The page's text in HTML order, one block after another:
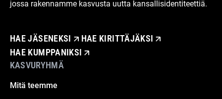
jossa rakennamme kasvusta uutta kansallisidentiteettiä.
HAE JÄSENEKSI
HAE KIRITTÄJÄKSI
HAE KUMPPANIKSI
KASVURYHMÄ
Mitä teemme